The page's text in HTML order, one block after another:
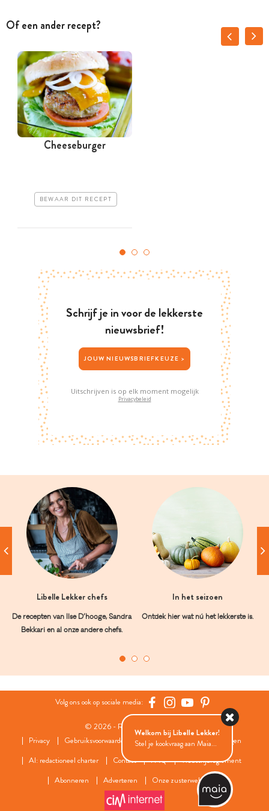
Of een ander recept?
Cheeseburger
BEWAAR DIT RECEPT
Schrijf je in voor de lekkerste
nieuwsbrief!
JOUW NIEUWSBRIEFKEUZE >
Uitschrijven is op elk moment mogelijk
Privacybeleid
Libelle Lekker chefs
De recepten van Ilse D’hooge, Sandra
Bekkari en al onze andere chefs.
In het seizoen
Ontdek hier wat nú het lekkerste is.
Volg ons ook op sociale media:
© 2026 - Roularta Media Group
Privacy
Gebruiksvoorwaarden Cookies
Cookies instellingen
AI: redactioneel charter
Contact FAQ
Wedstrijdreglement
Abonneren
Adverteren Onze zusterwebsites
Welkom bij Libelle Lekker!
Stel je kookvraag aan Maia...